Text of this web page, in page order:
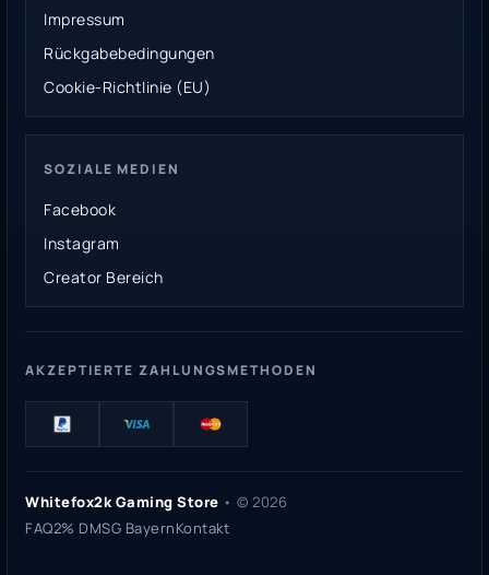
Impressum
Rückgabebedingungen
Cookie-Richtlinie (EU)
SOZIALE MEDIEN
Facebook
Instagram
Creator Bereich
AKZEPTIERTE ZAHLUNGSMETHODEN
Whitefox2k Gaming Store • © 2026
FAQ2% DMSG BayernKontakt